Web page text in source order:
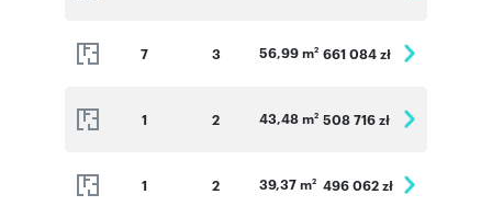
7 3 56,99 m2 661 084 zł
1 2 43,48 m2 508 716 zł
1 2 39,37 m2 496 062 zł